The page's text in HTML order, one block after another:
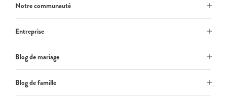
Notre communauté
Entreprise
Blog de mariage
Blog de famille